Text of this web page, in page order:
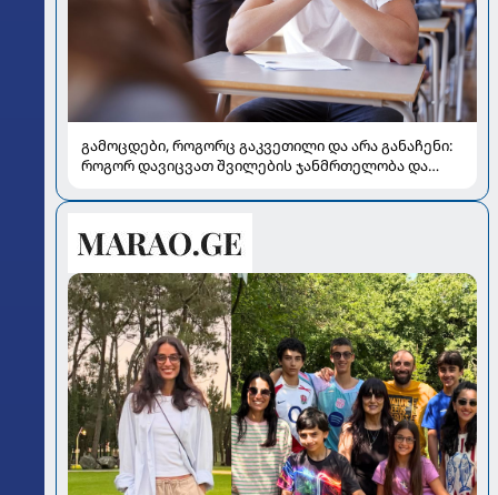
გამოცდები, როგორც გაკვეთილი და არა განაჩენი:
როგორ დავიცვათ შვილების ჯანმრთელობა და